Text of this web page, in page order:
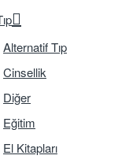
Alternatif Tıp
Cinsellik
Diğer
Eğitim
El Kitapları